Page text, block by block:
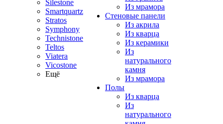
Silestone
Smartquartz
Stratos
Symphony
Technistone
Teltos
Viatera
Vicostone
Ещё
Из мрамора
Стеновые панели
Из акрила
Из кварца
Из керамики
Из
натурального
камня
Из мрамора
Полы
Из кварца
Из
натурального